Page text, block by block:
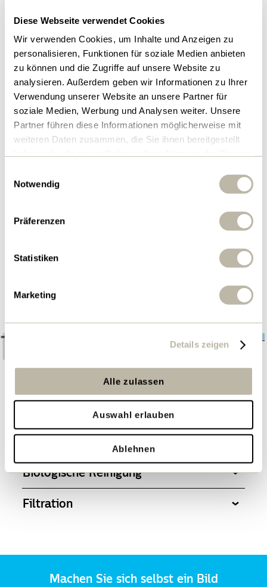
Diese Webseite verwendet Cookies
Wir verwenden Cookies, um Inhalte und Anzeigen zu
personalisieren, Funktionen für soziale Medien anbieten
zu können und die Zugriffe auf unsere Website zu
analysieren. Außerdem geben wir Informationen zu Ihrer
Verwendung unserer Website an unsere Partner für
soziale Medien, Werbung und Analysen weiter. Unsere
Partner führen diese Informationen möglicherweise mit
weiteren Daten zusammen, die Sie ihnen bereitgestellt
Notwendig
Präferenzen
Statistiken
Marketing
Details zeigen
Alle zulassen
Auswahl erlauben
Ablehnen
Abwasserreinigung: So
funktioniert die ARA von
Limeco
Erklärungen und Grafiken finden Sie in der
Mechanische Reinigung
Chemische Reinigung
Biologische Reinigung
Filtration
Machen Sie sich selbst ein Bild